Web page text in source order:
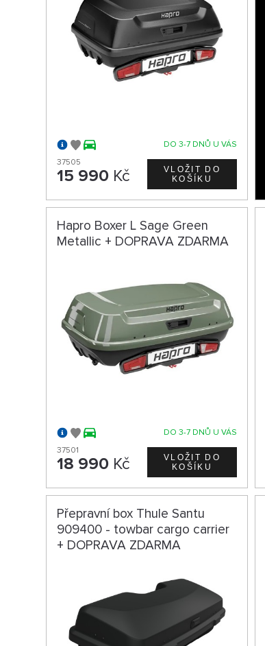
DO 3-7 DNŮ U VÁS
37505
15 990 Kč
Hapro Boxer L Sage Green
Metallic + DOPRAVA ZDARMA
DO 3-7 DNŮ U VÁS
37501
18 990 Kč
Přepravní box Thule Santu
909400 - towbar cargo carrier
+ DOPRAVA ZDARMA